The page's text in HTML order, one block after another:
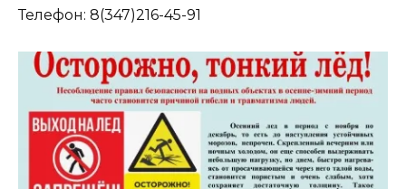
Телефон: 8(347)216-45-91